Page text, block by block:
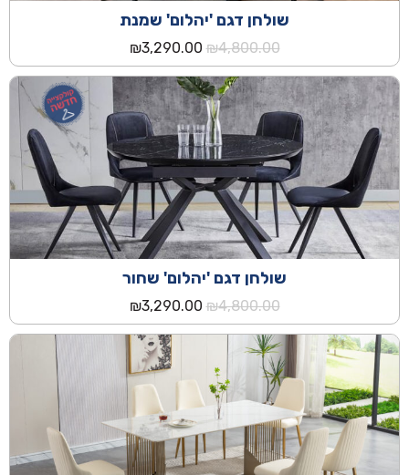
שולחן דגם 'יהלום' שמנת
₪4,800.00
המחיר
המקורי
היה:
₪4,800.00.
₪3,290.00
הנוכחי
הוא:
₪3,290.00.
שולחן דגם 'יהלום' שחור
₪4,800.00
המחיר
המקורי
היה:
₪4,800.00.
₪3,290.00
הנוכחי
הוא:
₪3,290.00.